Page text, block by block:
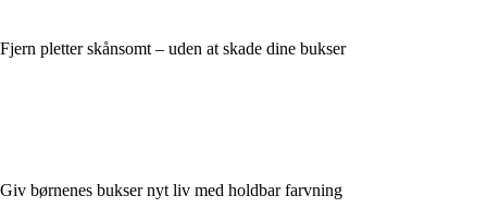
Fjern pletter skånsomt – uden at skade dine bukser
Giv børnenes bukser nyt liv med holdbar farvning